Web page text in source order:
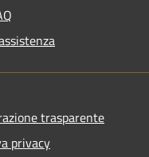
trasparente
privacy